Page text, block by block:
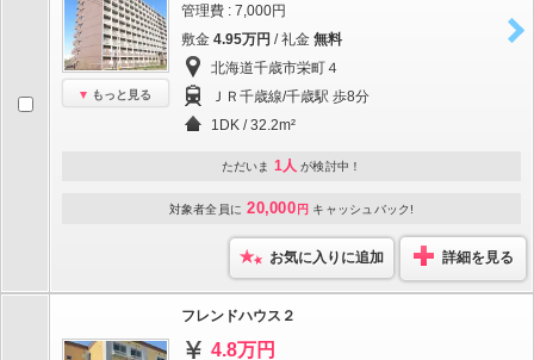
もっと見る
管理費 : 7,000円
敷金 4.95万円 / 礼金 無料
北海道千歳市栄町４
ＪＲ千歳線/千歳駅 歩8分
1DK / 32.2m²
ただいま 1人 が検討中！
対象者全員に 20,000 円 キャッシュバック!
お気に入りに追加 詳細を見る
フレンドハウス２
4.8万円